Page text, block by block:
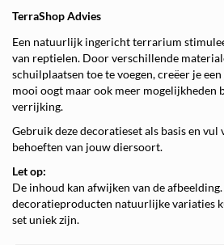
TerraShop Advies
Een natuurlijk ingericht terrarium
van reptielen. Door verschillende
schuilplaatsen toe te voegen, creëer je
mooi oogt maar ook meer mogelijkheden
verrijking.
Gebruik deze decoratieset als basis en vul
behoeften van jouw diersoort.
Let op:
De inhoud kan afwijken van de
decoratieproducten natuurlijke variaties
set uniek zijn.